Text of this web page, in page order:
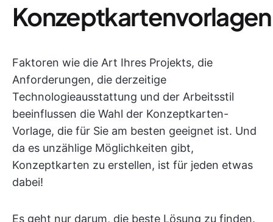
Konzeptkartenvorlagen
Faktoren wie die Art Ihres Projekts, die
Anforderungen, die derzeitige
Technologieausstattung und der Arbeitsstil
beeinflussen die Wahl der Konzeptkarten-
Vorlage, die für Sie am besten geeignet ist. Und
da es unzählige Möglichkeiten gibt,
Konzeptkarten zu erstellen, ist für jeden etwas
dabei!
Es geht nur darum, die beste Lösung zu finden.